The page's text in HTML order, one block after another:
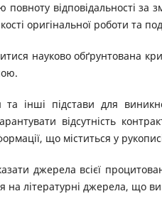
відповідальності за
оригінальної роботи та
науково обґрунтована
інші підстави для
відсутність
що міститься у
джерела всієї
літературні джерела, що